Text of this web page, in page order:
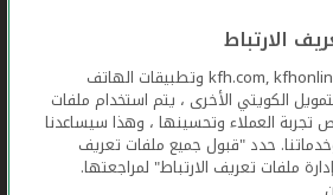
الارتباط
عندما تستخدم ,kfh.com, kfhonline.com وتطبيقات الهاتف
الكويتي الأخرى ، يتم استخدام ملفات
تجربة العملاء وتحسينها ، وهذا سيساعدنا
حدد "قبول جميع ملفات تعريف
ملفات تعريف الارتباط" لمراجعتها.